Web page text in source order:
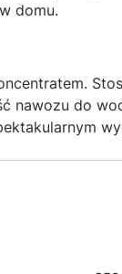
domu.
nawozu do